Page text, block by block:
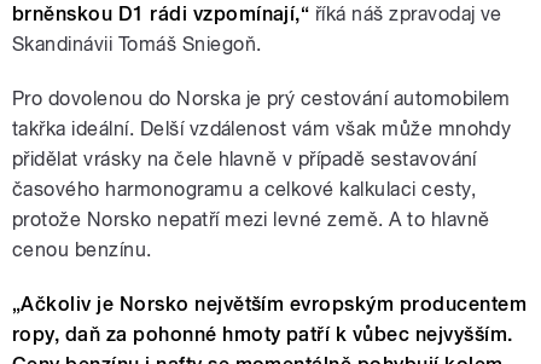
brněnskou D1 rádi vzpomínají,“ říká náš zpravodaj ve
Skandinávii Tomáš Sniegoň.
Pro dovolenou do Norska je prý cestování automobilem
takřka ideální. Delší vzdálenost vám však může mnohdy
přidělat vrásky na čele hlavně v případě sestavování
časového harmonogramu a celkové kalkulaci cesty,
protože Norsko nepatří mezi levné země. A to hlavně
cenou benzínu.
„Ačkoliv je Norsko největším evropským producentem
ropy, daň za pohonné hmoty patří k vůbec nejvyšším.